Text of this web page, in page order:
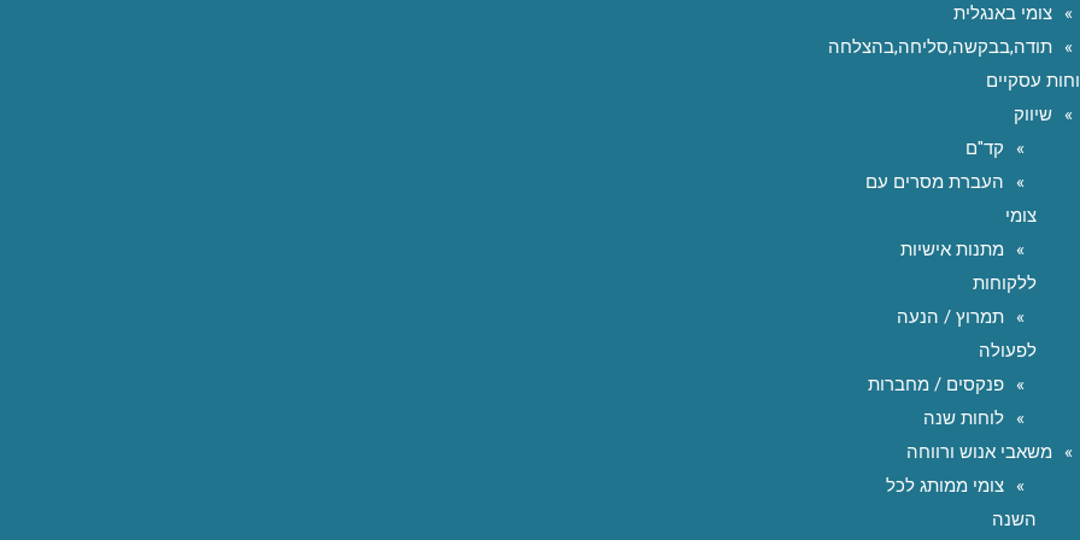
צומי באנגלית
תודה,בבקשה,סליחה,בהצלחה
עסקיים
שיווק
קד"ם
העברת מסרים עם
צומי
מתנות אישיות
ללקוחות
תמרוץ / הנעה
לפעולה
פנקסים / מחברות
לוחות שנה
משאבי אנוש ורווחה
צומי ממותג לכל
השנה